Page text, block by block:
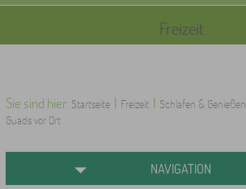
Freizeit
Sie sind hier: Startseite | Freizeit | Schlafen & Genießen
Guads vor Ort
NAVIGATION